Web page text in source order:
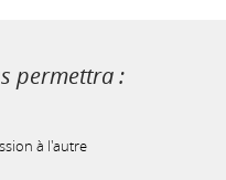
permettra :
à l'autre